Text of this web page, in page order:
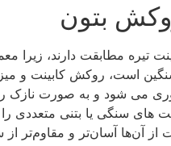
بتون
تیره مطابقت دارند،
است، روکش کابینت و
می شود و به صورت نازک
های سنگی یا بتنی متعددی
از آن‌ها آسان‌تر و مقاوم‌تر